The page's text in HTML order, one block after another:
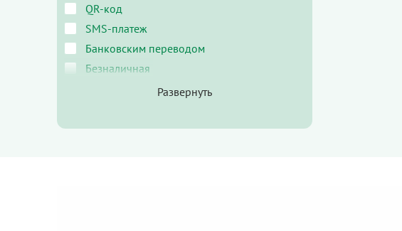
QR-код
SMS-платеж
Банковским переводом
Безналичная